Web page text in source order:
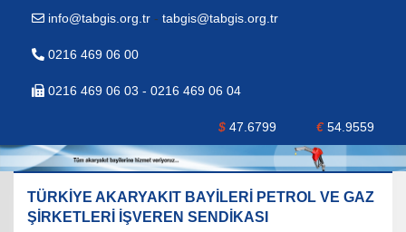
info@tabgis.org.tr - tabgis@tabgis.org.tr
0216 469 06 00
0216 469 06 03 - 0216 469 06 04
$ 47.6799 €54.9559
TÜRKİYE AKARYAKIT BAYİLERİ PETROL VE GAZ
ŞİRKETLERİ İŞVEREN SENDİKASI